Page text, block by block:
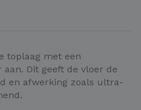
toplaag met een
Dit geeft de vloer de
en afwerking zoals ultra-